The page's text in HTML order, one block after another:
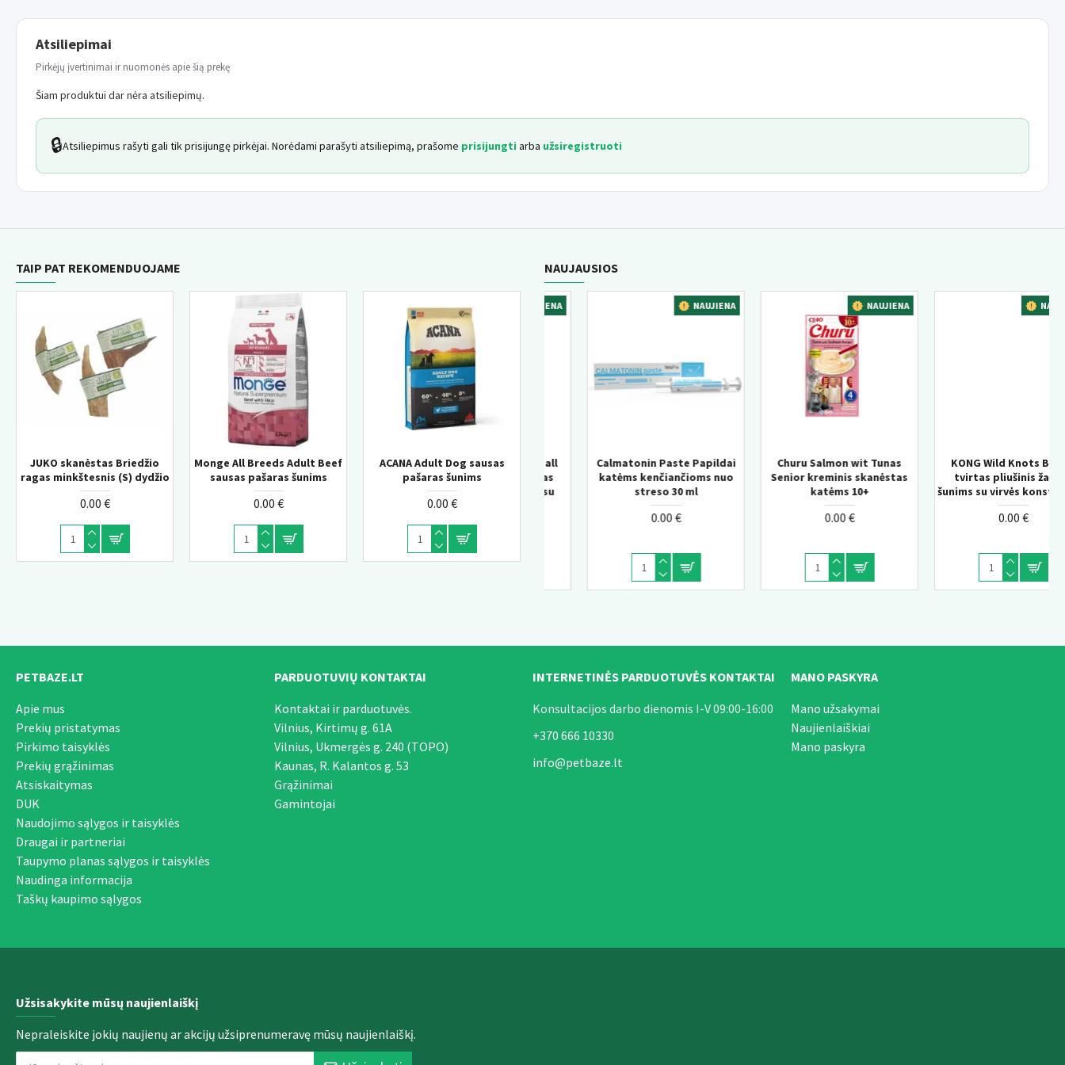
Atsiliepimai
Pirkėjų įvertinimai ir nuomonės apie šią prekę
Šiam produktui dar nėra atsiliepimų.
🔒Atsiliepimus rašyti gali tik prisijungę pirkėjai. Norėdami parašyti atsiliepimą, prašome prisijungti arba užsiregistruoti
TAIP PAT REKOMENDUOJAME
JUKO skanėstas Briedžio
ragas minkštesnis (S) dydžio
0.00 €
Monge All Breeds Adult Beef
sausas pašaras šunims
0.00 €
ACANA Adult Dog sausas
pašaras šunims
0.00 €
NAUJAUSIOS
Monge Daily Line Hairball
super premium pašaras
suaugusioms katėms su
vištiena 1,5kg
0.00 €
Calmatonin Paste Papildai
katėms kenčiančioms nuo
streso 30 ml
NAUJIENA
Churu Salmon wit Tunas
Senior kreminis skanėstas
katėms 10+
0.00 €
NAUJIENA
KONG Wild Knots Bear –
tvirtas pliušinis žaislas
šunims su virvės konstrukcija
0.00 €
NAUJIENA
KONG Knots Chicken M/L –
pliušinis žaislas šunims su
vidine virve
0.00 €
PETBAZE.LT
Apie mus
Prekių pristatymas
Pirkimo taisyklės
Prekių grąžinimas
Atsiskaitymas
DUK
Naudojimo sąlygos ir taisyklės
Draugai ir partneriai
Taupymo planas sąlygos ir taisyklės
Naudinga informacija
Taškų kaupimo sąlygos
PARDUOTUVIŲ KONTAKTAI
Kontaktai ir parduotuvės.
Vilnius, Kirtimų g. 61A
Vilnius, Ukmergės g. 240 (TOPO)
Kaunas, R. Kalantos g. 53
Grąžinimai
Gamintojai
INTERNETINĖS PARDUOTUVĖS KONTAKTAI
Konsultacijos darbo dienomis I-V 09:00-16:00
+370 666 10330
info@petbaze.lt
MANO PASKYRA
Mano užsakymai
Naujienlaiškiai
Mano paskyra
Užsisakykite mūsų naujienlaiškį
Nepraleiskite jokių naujienų ar akcijų užsiprenumeravę mūsų naujienlaiškį.